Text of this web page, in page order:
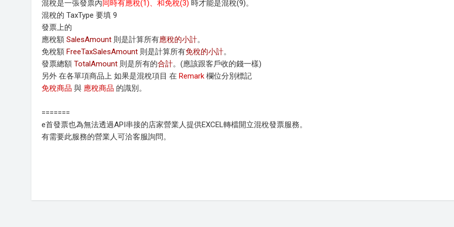
混稅是一張發票內同時有應稅(1)、和免稅(3) 時才能是混稅(9)。
混稅的 TaxType 要填 9
發票上的
應稅額 SalesAmount 則是計算所有應稅的小計。
免稅額 FreeTaxSalesAmount 則是計算所有免稅的小計。
發票總額 TotalAmount 則是所有的合計。(應該跟客戶收的錢一樣)
另外 在各單項商品上 如果是混稅項目 在 Remark 欄位分別標記
免稅商品 與 應稅商品 的識別。
=======
e首發票也為無法透過API串接的店家營業人提供EXCEL轉檔開立混稅發票服務。
有需要此服務的營業人可洽客服詢問。